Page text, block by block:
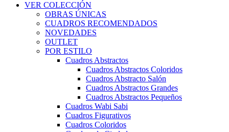
VER COLECCIÓN
OBRAS ÚNICAS
CUADROS RECOMENDADOS
NOVEDADES
OUTLET
POR ESTILO
Cuadros Abstractos
Cuadros Abstractos Coloridos
Cuadros Abstracto Salón
Cuadros Abstractos Grandes
Cuadros Abstractos Pequeños
Cuadros Wabi Sabi
Cuadros Figurativos
Cuadros Coloridos